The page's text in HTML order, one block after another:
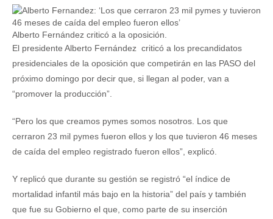
Alberto Fernández criticó a la oposición.
El presidente Alberto Fernández criticó a los precandidatos
presidenciales de la oposición que competirán en las PASO del
próximo domingo por decir que, si llegan al poder, van a
“promover la producción”.
“Pero los que creamos pymes somos nosotros. Los que
cerraron 23 mil pymes fueron ellos y los que tuvieron 46 meses
de caída del empleo registrado fueron ellos”, explicó.
Y replicó que durante su gestión se registró “el índice de
mortalidad infantil más bajo en la historia” del país y también
que fue su Gobierno el que, como parte de su inserción